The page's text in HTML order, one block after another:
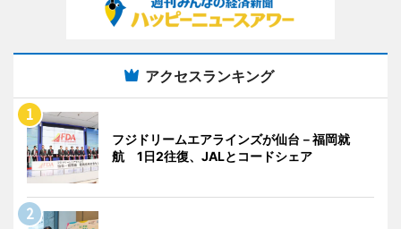
アクセスランキング
フジドリームエアラインズが仙台－福岡就
航 1日2往復、JALとコードシェア